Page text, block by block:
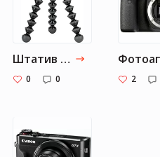
Штатив Joby GorillaPod 5K Stand без головы
0 0 2